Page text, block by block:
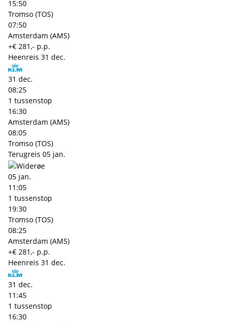
15:50
Tromso (TOS)
07:50
Amsterdam (AMS)
+€ 281,- p.p.
Heenreis 31 dec.
31 dec.
08:25
1 tussenstop
16:30
Amsterdam (AMS)
08:05
Tromso (TOS)
Terugreis 05 jan.
05 jan.
11:05
1 tussenstop
19:30
Tromso (TOS)
08:25
Amsterdam (AMS)
+€ 281,- p.p.
Heenreis 31 dec.
31 dec.
11:45
1 tussenstop
16:30